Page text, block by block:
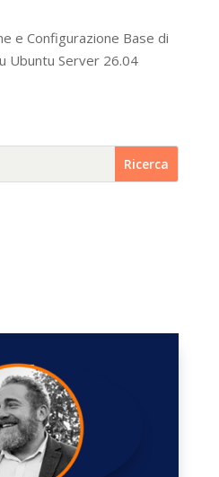
e Configurazione Base di
Ubuntu Server 26.04